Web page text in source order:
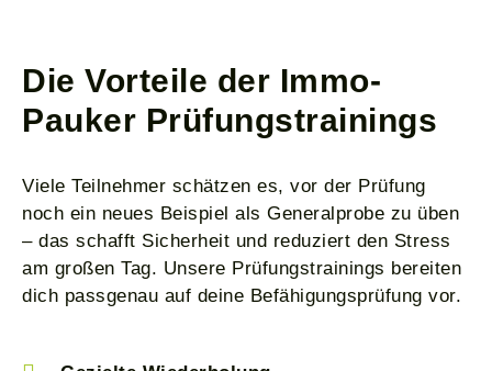
Die Vorteile der Immo-
Pauker Prüfungstrainings
Viele Teilnehmer schätzen es, vor der Prüfung
noch ein neues Beispiel als Generalprobe zu üben
– das schafft Sicherheit und reduziert den Stress
am großen Tag. Unsere Prüfungstrainings bereiten
dich passgenau auf deine Befähigungsprüfung vor.